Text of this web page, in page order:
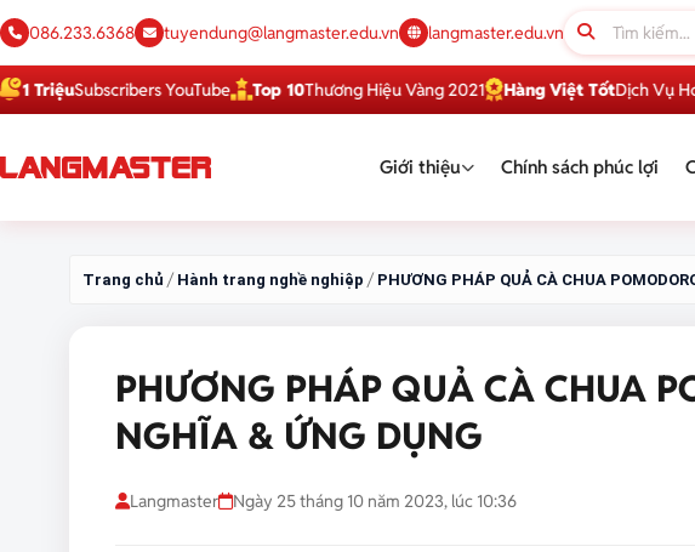
086.233.6368 tuyendung@langmaster.edu.vn langmaster.edu.vn
Subscribers YouTube Top 10Thương Hiệu Vàng 2021 Hàng Việt TốtDịch Vụ Hoàn Hảo
Giới thiệu Chính sách phúc lợi
Trang chủ / Hành trang nghề nghiệp / PHƯƠNG PHÁP QUẢ CÀ CHUA
PHƯƠNG PHÁP QUẢ CÀ CHUA
NGHĨA & ỨNG DỤNG
Langmaster Ngày 25 tháng 10 năm 2023, lúc 10:36